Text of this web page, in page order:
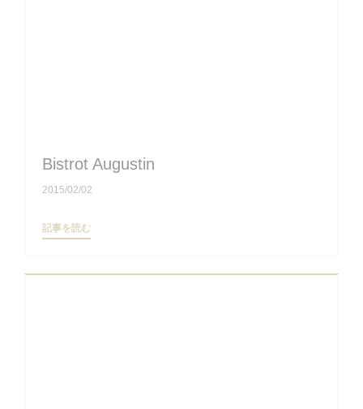
Bistrot Augustin
2015/02/02
記事を読む((新しいウィンドウで開きます))